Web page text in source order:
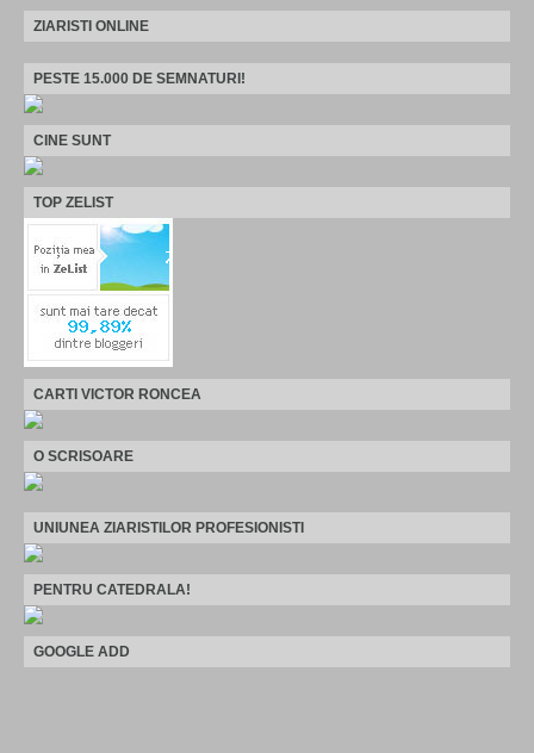
ZIARISTI ONLINE
PESTE 15.000 DE SEMNATURI!
CINE SUNT
TOP ZELIST
CARTI VICTOR RONCEA
O SCRISOARE
UNIUNEA ZIARISTILOR PROFESIONISTI
PENTRU CATEDRALA!
GOOGLE ADD